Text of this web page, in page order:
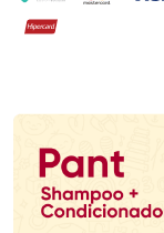
Hipercard